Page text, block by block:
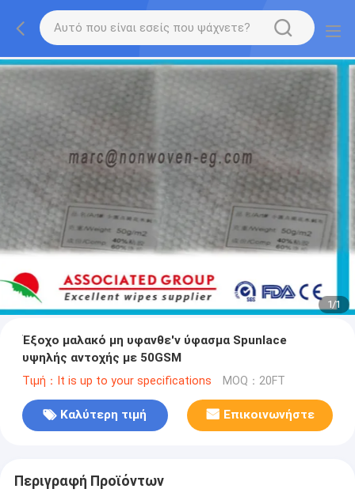
1/1
Έξοχο μαλακό μη υφανθε'ν ύφασμα Spunlace
υψηλής αντοχής με 50GSM
Τιμή：It is up to your specifications MOQ：20FT
Καλύτερη τιμή Επικοινωνήστε
Περιγραφή Προϊόντων